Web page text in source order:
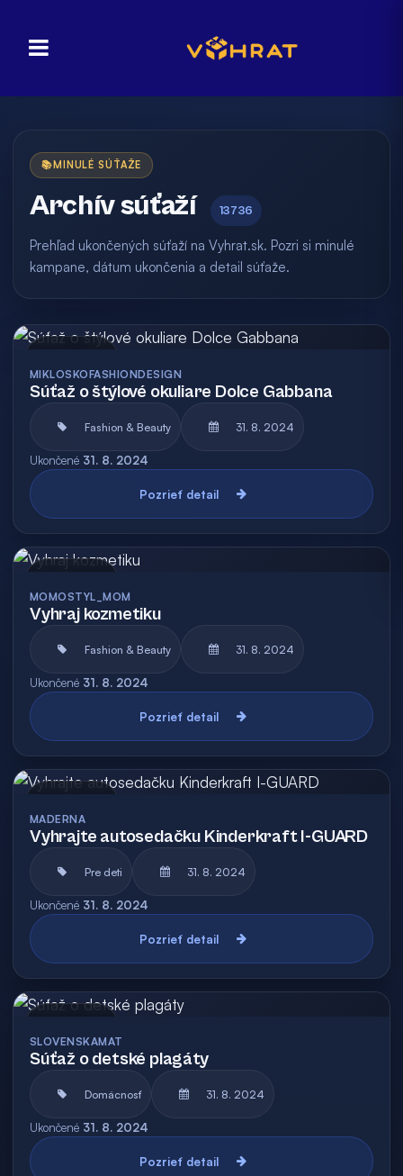
📚 MINULÉ SÚŤAŽE
Archív súťaží 13736
Prehľad ukončených súťaží na Vyhrat.sk. Pozri si minulé
kampane, dátum ukončenia a detail súťaže.
MIKLOSKOFASHIONDESIGN
Súťaž o štýlové okuliare Dolce Gabbana
Fashion & Beauty 31. 8. 2024
Ukončené 31. 8. 2024
Pozrieť detail
MOMOSTYL_MOM
Vyhraj kozmetiku
Fashion & Beauty 31. 8. 2024
Ukončené 31. 8. 2024
Pozrieť detail
MADERNA
Vyhrajte autosedačku Kinderkraft I-GUARD
Pre deti 31. 8. 2024
Ukončené 31. 8. 2024
Pozrieť detail
SLOVENSKAMAT
Súťaž o detské plagáty
Domácnosť 31. 8. 2024
Ukončené 31. 8. 2024
Pozrieť detail